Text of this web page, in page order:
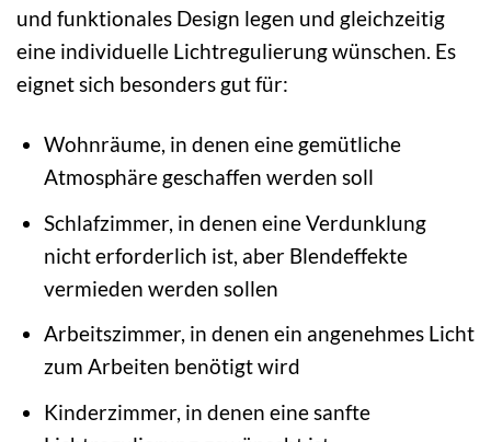
und funktionales Design legen und gleichzeitig
eine individuelle Lichtregulierung wünschen. Es
eignet sich besonders gut für:
Wohnräume, in denen eine gemütliche
Atmosphäre geschaffen werden soll
Schlafzimmer, in denen eine Verdunklung
nicht erforderlich ist, aber Blendeffekte
vermieden werden sollen
Arbeitszimmer, in denen ein angenehmes Licht
zum Arbeiten benötigt wird
Kinderzimmer, in denen eine sanfte